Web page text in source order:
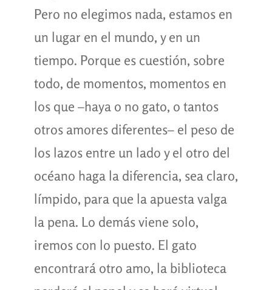
Pero no elegimos nada, estamos en
un lugar en el mundo, y en un
tiempo. Porque es cuestión, sobre
todo, de momentos, momentos en
los que –haya o no gato, o tantos
otros amores diferentes– el peso de
los lazos entre un lado y el otro del
océano haga la diferencia, sea claro,
límpido, para que la apuesta valga
la pena. Lo demás viene solo,
iremos con lo puesto. El gato
encontrará otro amo, la biblioteca